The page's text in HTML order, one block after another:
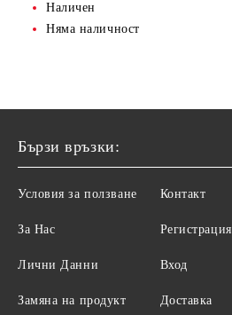
Наличен
Няма наличност
Бързи връзки:
Условия за ползване
За Нас
Лични Данни
Замяна на продукт
Контакт
Регистрация
Вход
Доставка